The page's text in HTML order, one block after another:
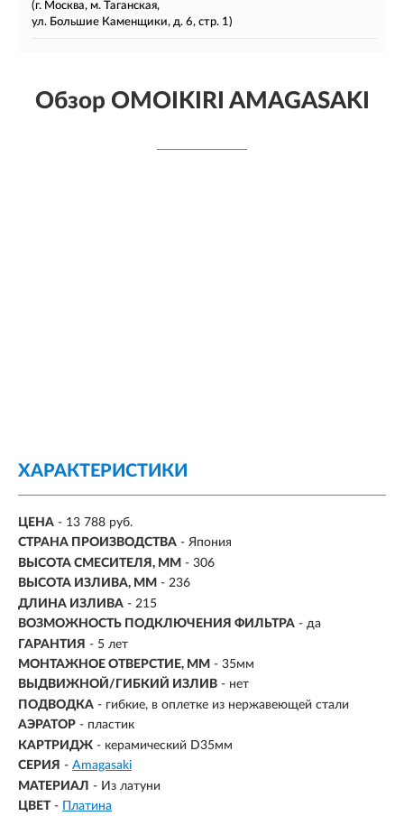
(г. Москва, м. Таганская,
ул. Большие Каменщики, д. 6, стр. 1)
Обзор OMOIKIRI AMAGASAKI
ХАРАКТЕРИСТИКИ
ЦЕНА - 13 788 руб.
СТРАНА ПРОИЗВОДСТВА - Япония
ВЫСОТА СМЕСИТЕЛЯ, ММ - 306
ВЫСОТА ИЗЛИВА, ММ - 236
ДЛИНА ИЗЛИВА - 215
ВОЗМОЖНОСТЬ ПОДКЛЮЧЕНИЯ ФИЛЬТРА - да
ГАРАНТИЯ - 5 лет
МОНТАЖНОЕ ОТВЕРСТИЕ, ММ - 35мм
ВЫДВИЖНОЙ/ГИБКИЙ ИЗЛИВ - нет
ПОДВОДКА - гибкие, в оплетке из нержавеющей стали
АЭРАТОР - пластик
КАРТРИДЖ - керамический D35мм
СЕРИЯ - Amagasaki
МАТЕРИАЛ - Из латуни
ЦВЕТ - Платина